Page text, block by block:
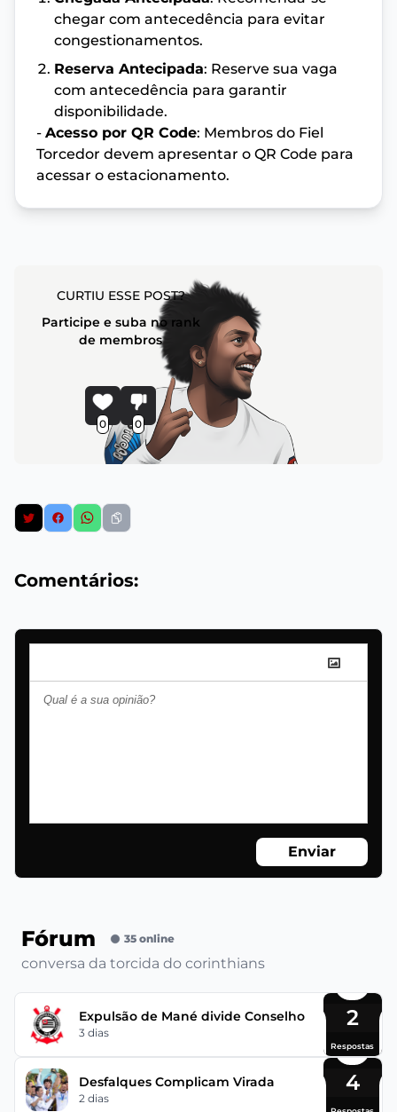
chegar com antecedência para evitar
congestionamentos.
Reserva Antecipada: Reserve sua vaga
com antecedência para garantir
disponibilidade.
- Acesso por QR Code: Membros do Fiel
Torcedor devem apresentar o QR Code para
acessar o estacionamento.
CURTIU ESSE POST?
Participe e suba no rank
de membros
0 0
Comentários:
Enviar
Fórum 35 online
conversa da torcida do corinthians
Expulsão de Mané divide Conselho
3 dias
2
Respostas
Desfalques Complicam Virada
2 dias
4